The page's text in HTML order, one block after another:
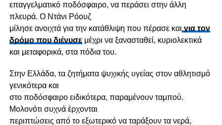
επαγγελματικό ποδόσφαιρο, να περάσει στην άλλη
πλευρά. Ο Ντάνι Ρόουζ
μίλησε ανοιχτά για την κατάθλιψη που πέρασε καιγια τον
δρόμο που διένυσεμέχρι να ξανασταθεί, κυριολεκτικά
και μεταφορικά, στα πόδια του.
Στην Ελλάδα, τα ζητήματα ψυχικής υγείας στον αθλητισμό
γενικότερα και
στο ποδόσφαιρο ειδικότερα, παραμένουν ταμπού.
Μολονότι συχνά έρχονται
περιπτώσεις από το εξωτερικό να ταράξουν τα νερά,